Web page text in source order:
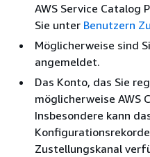
AWS Service Catalog
Sie unter Benutzern
Möglicherweise sind
angemeldet.
Das Konto, das Sie
möglicherweise AWS
Insbesondere kann
Zustellungskanal